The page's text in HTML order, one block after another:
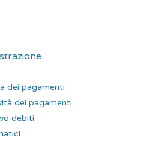
dei pagamenti
dei pagamenti
debiti